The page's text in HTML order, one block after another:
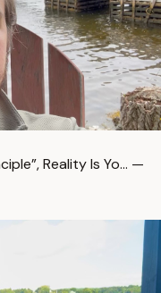
Reality Is Yo… —